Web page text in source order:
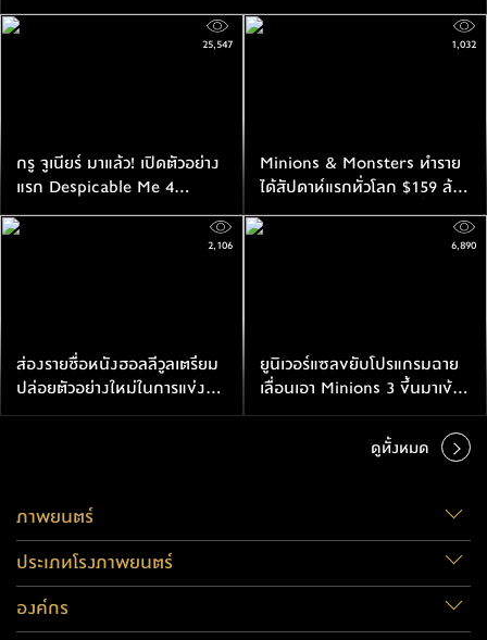
กรู จูเนียร์ มาแล้ว! เปิดตัวอย่าง
แรก Despicable Me 4
มิสเตอร์แสบมาพร้อมกับสมาชิก
ใหม่
25,547
Minions & Monsters ทำราย
ได้สัปดาห์แรกทั่วโลก $159 ล้าน
เหรียญ ยังไม่ดีพอเทียบชั้นรุ่นพี่
1,032
ส่องรายชื่อหนังฮอลลีวูลเตรียม
ปล่อยตัวอย่างใหม่ในการแข่งขัน
ซูเปอร์โบวล์ 60
2,106
ยูนิเวอร์แซลขยับโปรแกรมฉาย
เลื่อนเอา Minions 3 ขึ้นมาเข้า
โรงกลางปี 2026
6,890
ดูทั้งหมด
ภาพยนตร์
ประเภทโรงภาพยนตร์
องค์กร